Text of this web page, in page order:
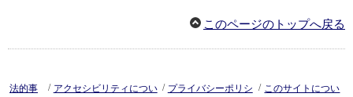
このページのトップへ戻る
法的事
/ アクセシビリティについ / プライバシーポリシ
/ このサイトについ